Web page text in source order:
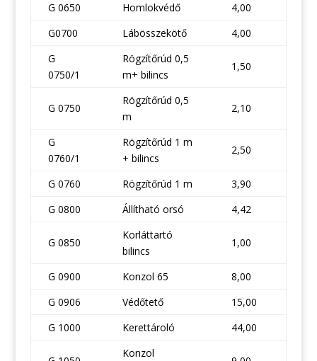
G 0650
Homlokvédő
4,00
G0700
Lábösszekötő
4,00
G
0750/1
Rögzítőrúd 0,5
m+ bilincs
1,50
G 0750
Rögzítőrúd 0,5
m
2,10
G
0760/1
Rögzítőrúd 1 m
+ bilincs
2,50
G 0760 Rögzítőrúd 1 m
3,90
G 0800
Állítható orsó 4,42
G 0850
Korláttartó
bilincs
1,00
G 0900 Konzol 65
8,00
G 0906
Védőtető
15,00
G 1000
Kerettároló 44,00
Konzol